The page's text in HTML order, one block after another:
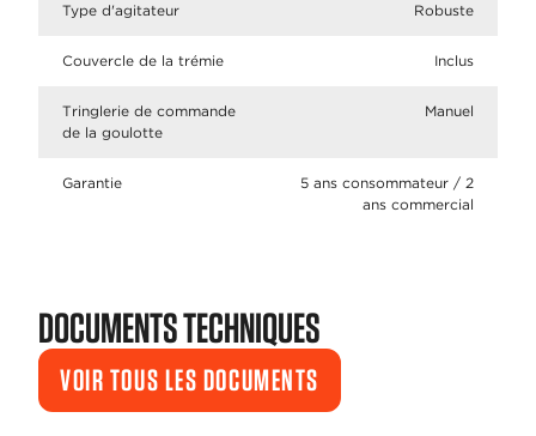
Type d'agitateur Robuste
Couvercle de la trémie Inclus
Tringlerie de commande
de la goulotte
Manuel
Garantie
5 ans consommateur / 2
ans commercial
DOCUMENTS TECHNIQUES
VOIR TOUS LES DOCUMENTS